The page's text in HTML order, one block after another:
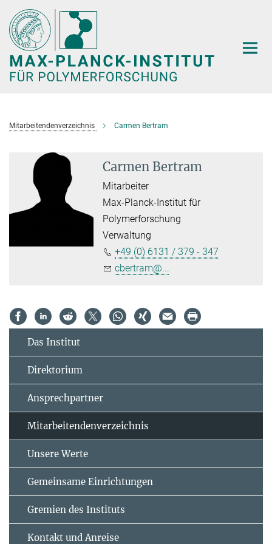
Hauptinhalt
Mitarbeitendenverzeichnis Carmen Bertram
Carmen Bertram
Mitarbeiter
Max-Planck-Institut für
Polymerforschung
Verwaltung
+49 (0) 6131 / 379 - 347
cbertram@...
Das Institut
Direktorium
Ansprechpartner
Mitarbeitendenverzeichnis
Unsere Werte
Gemeinsame Einrichtungen
Gremien des Instituts
Kontakt und Anreise